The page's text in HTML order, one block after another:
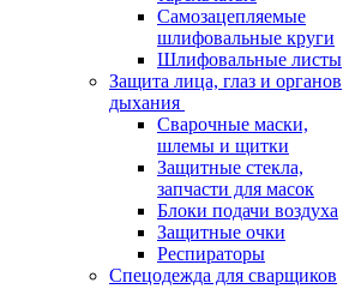
Самозацепляемые
шлифовальные круги
Шлифовальные листы
Защита лица, глаз и органов
дыхания
Сварочные маски,
шлемы и щитки
Защитные стекла,
запчасти для масок
Блоки подачи воздуха
Защитные очки
Респираторы
Спецодежда для сварщиков